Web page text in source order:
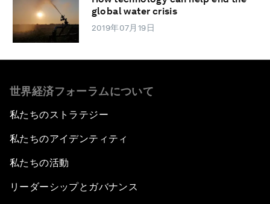
global water crisis
2019年07月19日
世界経済フォーラムについて
私たちのストラテジー
私たちのアイデンティティ
私たちの活動
リーダーシップとガバナンス